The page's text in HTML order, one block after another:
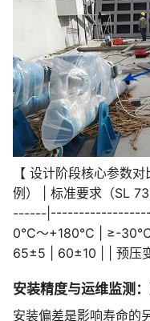
【 设计阶段核心参数
例） | 标准要求（SL
------
0℃～+180℃ | ≥-30℃
65±5 | 60±10 | | 预压
安装精度与运维监测
安装偏差是影响寿命的